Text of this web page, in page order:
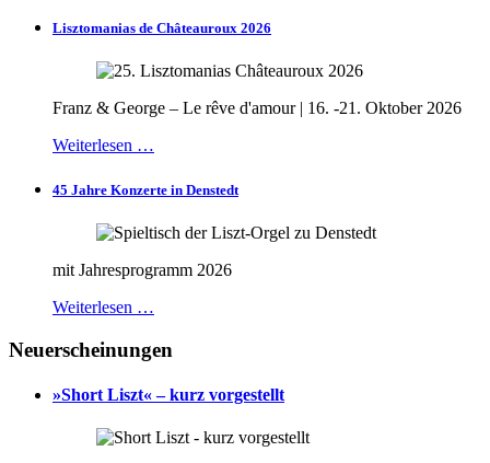
Lisztomanias de Châteauroux 2026
Franz & George – Le rêve d'amour | 16. -21. Oktober 2026
Weiterlesen …
45 Jahre Konzerte in Denstedt
mit Jahresprogramm 2026
Weiterlesen …
Neuerscheinungen
»Short Liszt« – kurz vorgestellt